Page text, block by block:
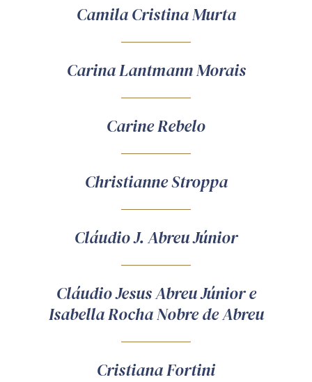
Camila Cristina Murta
Carina Lantmann Morais
Carine Rebelo
Christianne Stroppa
Cláudio J. Abreu Júnior
Cláudio Jesus Abreu Júnior e
Isabella Rocha Nobre de Abreu
Cristiana Fortini